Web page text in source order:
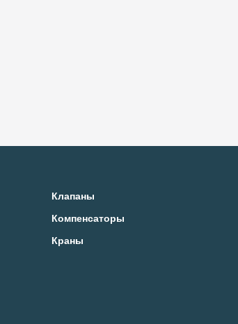
Клапаны
Компенсаторы
Краны